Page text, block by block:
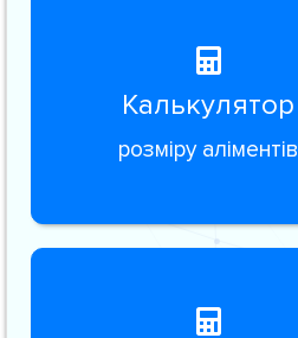
Калькулятор
розміру аліментів